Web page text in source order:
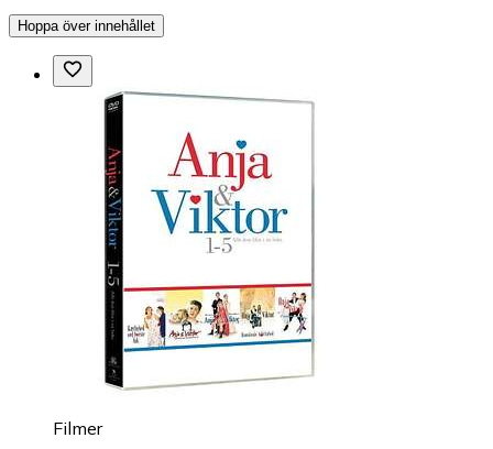
Hoppa över innehållet
Filmer